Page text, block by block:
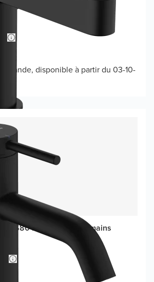
S100 robinet de lave-mains
disponible à partir du 03-10-
S80 robinet de lave-mains